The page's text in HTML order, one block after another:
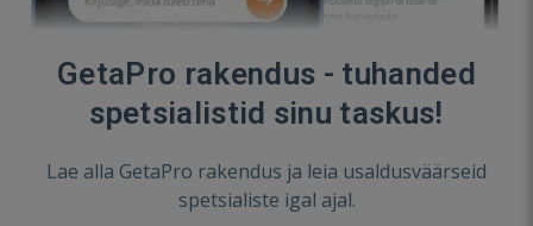
GetaPro rakendus - tuhanded
spetsialistid sinu taskus!
Lae alla GetaPro rakendus ja leia usaldusväärseid
spetsialiste igal ajal.